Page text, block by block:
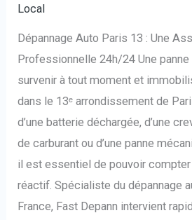
Local
Dépannage Auto Paris 13 : Une
Professionnelle 24h/24 Une
survenir à tout moment et
dans le 13ᵉ arrondissement de
d’une batterie déchargée, d’une
de carburant ou d’une panne
il est essentiel de pouvoir compter
réactif. Spécialiste du dépannage
France, Fast Depann intervient